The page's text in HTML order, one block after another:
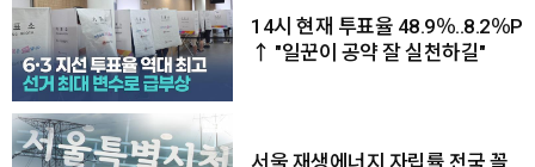
14시 현재 투표율 48.9％..8.2％P
↑ "일꾼이 공약 잘 실천하길"